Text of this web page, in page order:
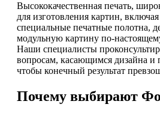
Высококачественная печать,
для изготовления картин,
специальные печатные полотна,
модульную картину по-
Наши специалисты
вопросам, касающимся дизайна и
чтобы конечный результат
Почему выбирают